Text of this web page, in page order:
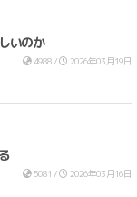
いのか
4988 / 2026年03月19日
5081 / 2026年03月16日